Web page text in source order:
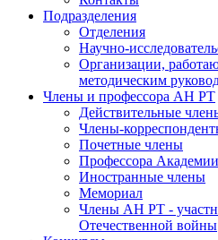
Подразделения
Отделения
Научно-
Организации,
методическим
Члены и профессора АН РТ
Действительные
Члены-
Почетные члены
Профессора
Иностранные члены
Мемориал
Члены АН РТ -
Отечественной войны